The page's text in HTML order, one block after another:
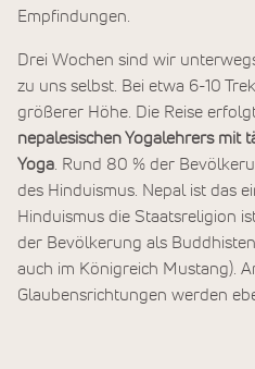
Empfindungen.
Drei Wochen sind wir
zu uns selbst. Bei etwa 6-10
größerer Höhe. Die Reise
nepalesischen Yogalehrers mit
Yoga. Rund 80 % der
des Hinduismus. Nepal ist das
Hinduismus die Staatsreligion
der Bevölkerung als
auch im Königreich Mustang).
Glaubensrichtungen werden